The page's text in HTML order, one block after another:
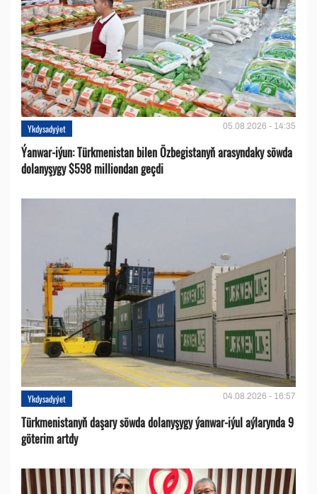
Ykdysadyýet 05.08.2026 - 14:35
Ýanwar-iýun: Türkmenistan bilen Özbegistanyň arasyndaky söwda
dolanyşygy $598 milliondan geçdi
Ykdysadyýet 04.08.2026 - 16:57
Türkmenistanyň daşary söwda dolanyşygy ýanwar-iýul aýlarynda 9
göterim artdy